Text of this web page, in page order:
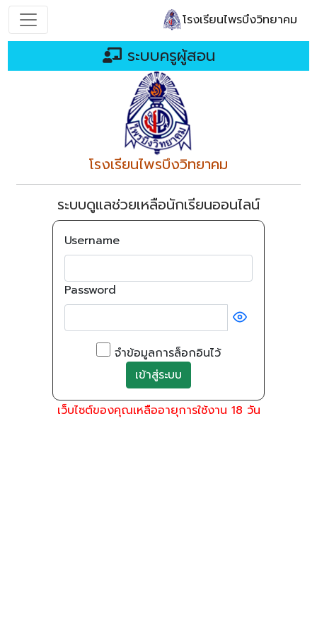
โรงเรียนไพรบึงวิทยาคม
ระบบครูผู้สอน
โรงเรียนไพรบึงวิทยาคม
ระบบดูแลช่วยเหลือนักเรียนออนไลน์
Username
Password
จำข้อมูลการล็อกอินไว้
เว็บไซต์ของคุณเหลืออายุการใช้งาน 18 วัน